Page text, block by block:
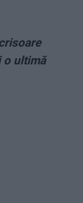
o ultimă